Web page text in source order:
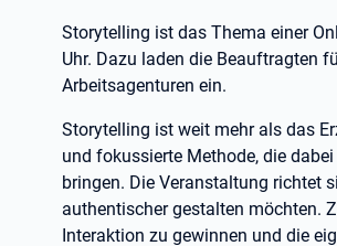
Storytelling ist das Thema einer
Uhr. Dazu laden die Beauftragten
Arbeitsagenturen ein.
Storytelling ist weit mehr als das
und fokussierte Methode, die
bringen. Die Veranstaltung richtet
authentischer gestalten möchten.
Interaktion zu gewinnen und die